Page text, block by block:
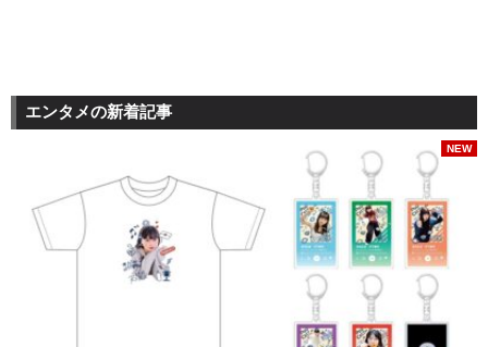
エンタメの新着記事
NEW